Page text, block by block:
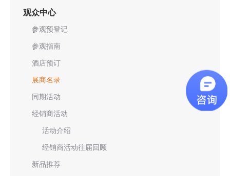
观众中心
参观预登记
参观指南
酒店预订
展商名录
同期活动
经销商活动
活动介绍
经销商活动往届回顾
新品推荐